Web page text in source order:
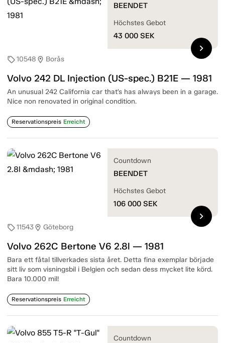
sell10548 location_on Borås
Volvo 242 DL Injection (US-spec.) B21E — 1981
An unusual 242 California car that’s has always been in a garage.
Nice non renovated in original condition.
Reservationspreis Erreicht
BEENDET
Höchstes Gebot
43 000 SEK
chevron_right
sell11543location_on Göteborg
Volvo 262C Bertone V6 2.8l — 1981
Bara ett fåtal tillverkades sista året. Detta fina exemplar började
sitt liv som visningsbil i Belgien och sedan dess mycket lite körd.
Bara 10.000 mil!
Reservationspreis Erreicht
Countdown
BEENDET
Höchstes Gebot
106 000 SEK
chevron_right
Countdown